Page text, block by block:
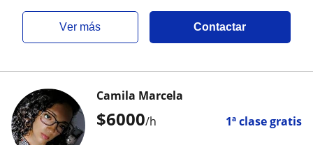
ver más Contactar
$6000/h 1ª clase gratis
Camila Marcela